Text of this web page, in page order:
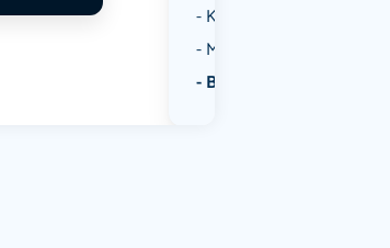
Kunst & Cultuur
Muziek
Bekijk alle categorieën